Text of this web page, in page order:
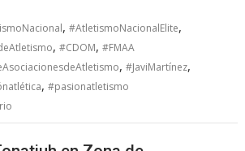
,#AtletismoNacionalElite,
,#CDOM,#FMAA
,#JaviMartínez,
,#pasionatletismo